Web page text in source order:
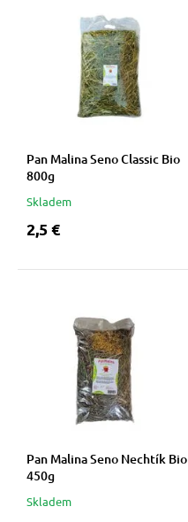
Pan Malina Seno Classic Bio
800g
Skladem
2,5 €
Pan Malina Seno Nechtík Bio
450g
Skladem